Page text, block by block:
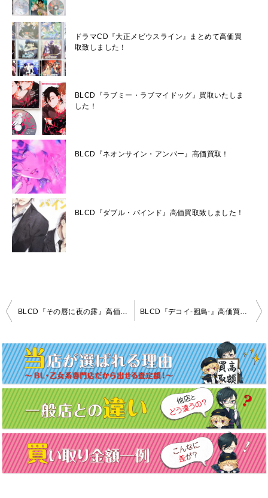
ドラマCD『大正メビウスライン』まとめて高価買
取致しました！
BLCD『ラブミー・ラブマイドッグ』買取いたしま
した！
BLCD『ネオンサイン・アンバー』高価買取！
BLCD『ダブル・バインド』高価買取致しました！
投
ナ
ビ
ゲ
ー
シ
ョ
ン
BLCD『その唇に夜の露』高価買取致しました！ BLCD『デコイ-囮鳥-』高価買取いたしました！